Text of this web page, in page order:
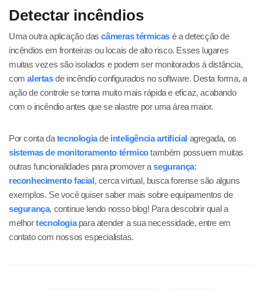
Detectar incêndios
Uma outra aplicação dascâmeras térmicas é a detecção de
incêndios em fronteiras ou locais de alto risco. Esses lugares
muitas vezes são isolados e podem ser monitorados à distância,
comalertas de incêndio configurados no software. Desta forma, a
ação de controle se torna muito mais rápida e eficaz, acabando
com o incêndio antes que se alastre por uma área maior.
Por conta datecnologiade inteligência artificial agregada, os
sistemas de monitoramento térmicotambém possuem muitas
outras funcionalidades para promover a segurança:
reconhecimento facial, cerca virtual, busca forense são alguns
exemplos. Se você quiser saber mais sobre equipamentos de
segurança, continue lendo nosso blog! Para descobrir qual a
melhortecnologiapara atender a sua necessidade, entre em
contato com nossos especialistas.